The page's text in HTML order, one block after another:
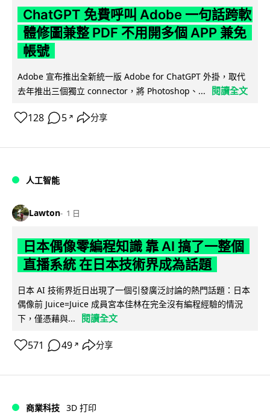
ChatGPT 免費呼叫 Adobe 一句話跨軟
體修圖兼整 PDF 不用開多個 APP 兼免
帳號
Adobe 宣布推出全新統一版 Adobe for ChatGPT 外掛，取代
去年推出三個獨立 connector，將 Photoshop、...
閱讀全文
128 5 ↗ 分享
人工智能
Lawton 1 日
日本偶像零編程知識 靠 AI 搞了一整個
直播系統 在日本技術界成為話題
日本 AI 技術界近日出現了一個引發廣泛討論的熱門話題：日本
偶像前 Juice=Juice 成員宮本佳林在完全沒有編程經驗的情況
下，僅憑藉與...
閱讀全文
571 49 ↗ 分享
商業科技 3D 打印